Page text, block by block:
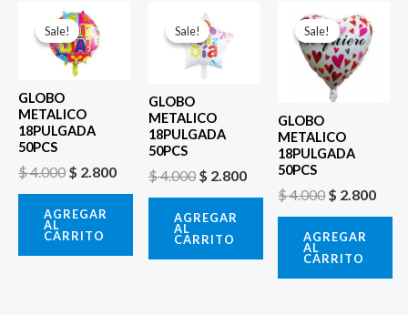
Sale!
Sale!
GLOBO
METALICO
18PULGADA
50PCS
$4.000
El
precio
original
era:
$ 2.800
AGREGAR
AL
CARRITO
Sale!
Sale!
GLOBO
METALICO
18PULGADA
50PCS
$4.000
El
precio
original
era:
$ 4.000.
$ 2.800
AGREGAR
AL
CARRITO
Sale!
Sale!
GLOBO
METALICO
18PULGADA
50PCS
$4.000
precio
original
era:
$ 4.000.
$ 2.800
AGREGAR
AL
CARRITO